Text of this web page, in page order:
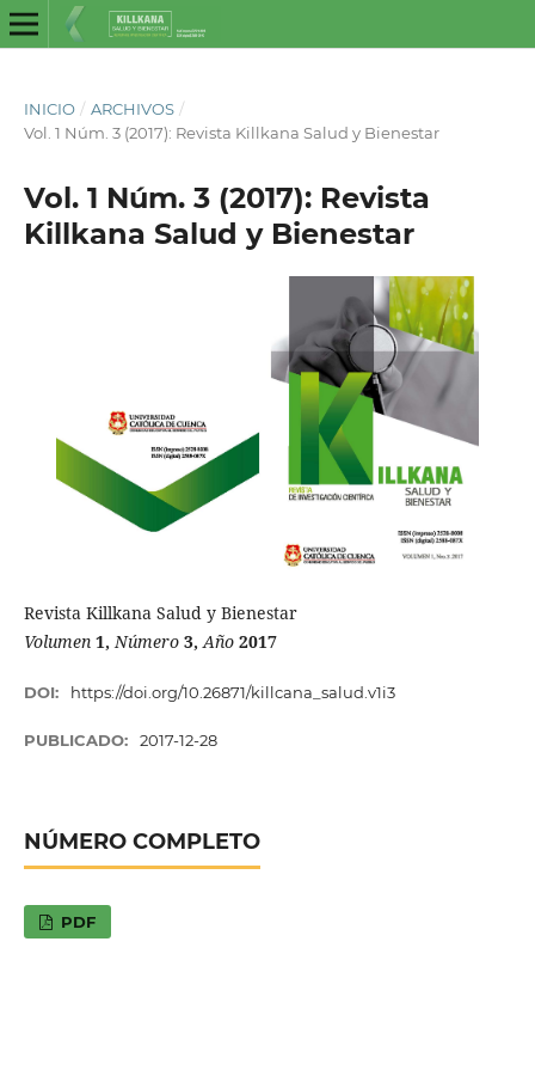
INICIO / ARCHIVOS /
Vol. 1 Núm. 3 (2017): Revista Killkana Salud y Bienestar
Vol. 1 Núm. 3 (2017): Revista
Killkana Salud y Bienestar
Revista Killkana Salud y Bienestar
Volumen 1, Número 3, Año 2017
DOI: https://doi.org/10.26871/killcana_salud.v1i3
PUBLICADO: 2017-12-28
NÚMERO COMPLETO
PDF